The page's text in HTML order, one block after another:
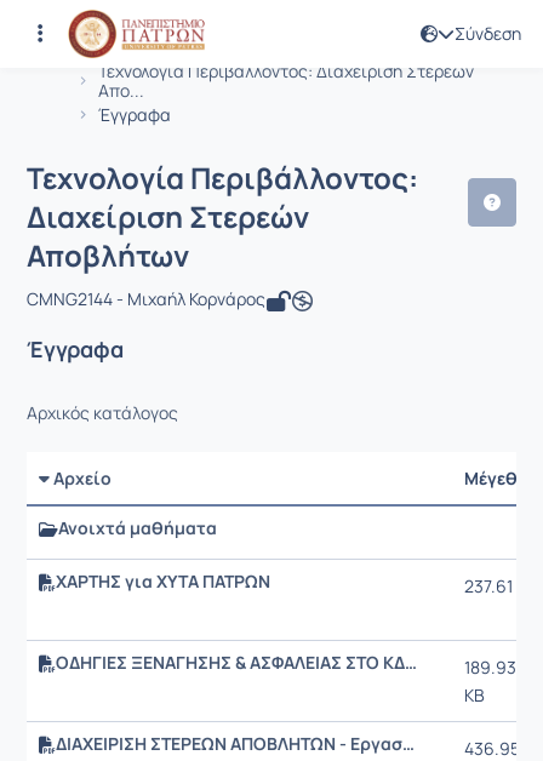
Σύνδεση
Αρχική Σελίδα
Τεχνολογία Περιβάλλοντος: Διαχείριση Στερεών
Απο...
Έγγραφα
Μάθημα : Τεχνολογία
Κωδικός : CMNG2144
Τεχνολογία Περιβάλλοντος:
Διαχείριση Στερεών
Αποβλήτων
CMNG2144 - Μιχαήλ Κορνάρος
Έγγραφα
Αρχικός κατάλογος
Αρχείο Μέγεθος
Ανοιχτά μαθήματα
ΧΑΡΤΗΣ για ΧΥΤΑ ΠΑΤΡΩΝ 237.61 KB
ΟΔΗΓΙΕΣ ΞΕΝΑΓΗΣΗΣ & ΑΣΦΑΛΕΙΑΣ ΣΤΟ ΚΔΑΥ ΠΑΤΡΩΝ
189.93
KB
ΔΙΑΧΕΙΡΙΣΗ ΣΤΕΡΕΩΝ ΑΠΟΒΛΗΤΩΝ - Εργασία 2026.pdf
436.95